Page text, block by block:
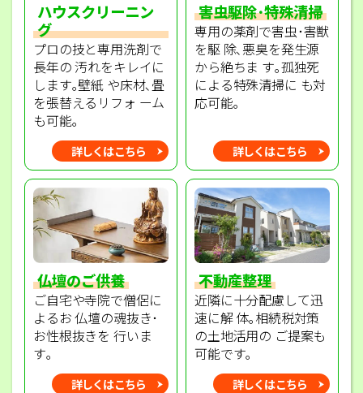
ハウスクリーニン
グ
プロの技と専用洗剤で
長年の 汚れをキレイに
します｡壁紙 や床材､畳
を張替えるリフォ ーム
も可能｡
詳しくはこちら
害虫駆除･特殊清掃
専用の薬剤で害虫･害獣
を駆 除､悪臭を発生源
から絶ちま す｡孤独死
による特殊清掃に も対
応可能｡
詳しくはこちら
仏壇のご供養
ご自宅や寺院で僧侶に
よるお 仏壇の魂抜き･
お性根抜きを 行いま
す｡
詳しくはこちら
不動産整理
近隣に十分配慮して迅
速に解 体｡相続税対策
の土地活用の ご提案も
可能です｡
詳しくはこちら